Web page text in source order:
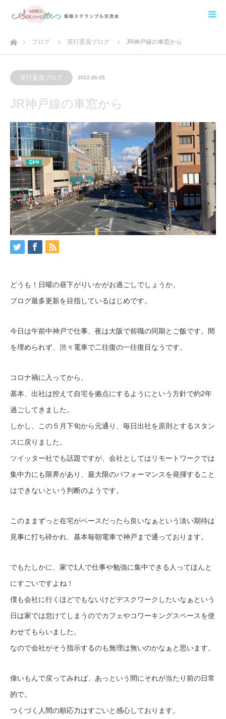
ホームブログ 実行委員ブログ JR神戸線の車窓から
実行委員ブログ 2022.06.05
JR神戸線の車窓から
どうも！日曜の昼下がりいかがお過ごしでしょうか。
ブログ最多更新を目指しているはじめです。
今日は午前中神戸で仕事、夜は大阪で前職の同期とご飯です。間
を埋められず、渋々電車で二往復の一往復目なうです。
コロナ禍に入ってから、
基本、出社は控えて自宅を拠点にするようにという方針で約2年
過ごしてきました。
しかし、この５月下旬から元通り、毎日出社を原則とするスタン
スに戻りました。
ツイッター社でも話題ですが、会社としてはリモートワークでは
集中力にも限界があり、最大限のパフォーマンスを発揮すること
はできないという判断のようです。
このままずっと在宅がベースだったら良いなぁという淡い期待は
見事に打ち砕かれ、基本毎朝電車で神戸まで通っております。
でもたしかに、家で1人で仕事や勉強に集中できる人ってほんと
にすごいですよね！
僕も会社に行くほどでもないけどデスクワークしたいなぁという
日は家では怠けてしまうのでカフェやコワーキングスペースを使
わせてもらいました。
なので会社がそう指示するのも無理は無いのかなぁと思います。
偉いもんで戻ってみれば、あっという間にそれが当たり前の日常
的で。
つくづく人間の順応力はすごいと感心しております。